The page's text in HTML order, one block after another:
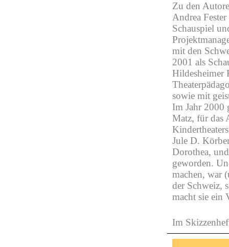
Zu den
Andrea
Schauspiel
mit den
2001 als
Hildesheimer
sowie mit
Im Jahr 2000
Matz, für das
Jule D.
Dorothea,
geworden.
machen, war
der Schweiz,
macht sie ein
Im